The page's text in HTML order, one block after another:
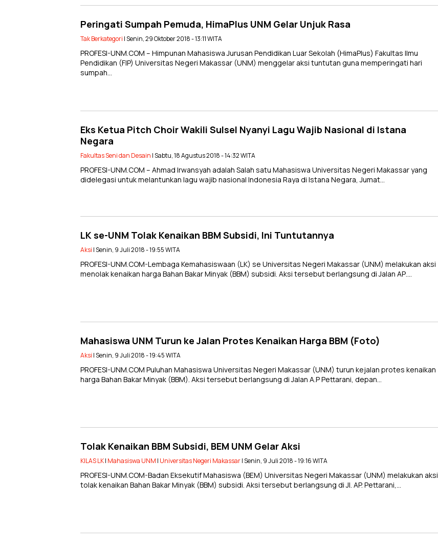
Peringati Sumpah Pemuda, HimaPlus UNM Gelar Unjuk Rasa
Tak Berkategori | Senin, 29 Oktober 2018 - 13:11 WITA
PROFESI-UNM.COM – Himpunan Mahasiswa Jurusan Pendidikan Luar Sekolah (HimaPlus) Fakultas Ilmu
Pendidikan (FIP) Universitas Negeri Makassar (UNM) menggelar aksi tuntutan guna memperingati hari
sumpah…
Eks Ketua Pitch Choir Wakili Sulsel Nyanyi Lagu Wajib Nasional di Istana
Negara
Fakultas Seni dan Desain | Sabtu, 18 Agustus 2018 - 14:32 WITA
PROFESI-UNM.COM – Ahmad Irwansyah adalah Salah satu Mahasiswa Universitas Negeri Makassar yang
didelegasi untuk melantunkan lagu wajib nasional Indonesia Raya di Istana Negara, Jumat…
LK se-UNM Tolak Kenaikan BBM Subsidi, Ini Tuntutannya
Aksi | Senin, 9 Juli 2018 - 19:55 WITA
PROFESI-UNM.COM-Lembaga Kemahasiswaan (LK) se Universitas Negeri Makassar (UNM) melakukan aksi
menolak kenaikan harga Bahan Bakar Minyak (BBM) subsidi. Aksi tersebut berlangsung di Jalan AP….
Mahasiswa UNM Turun ke Jalan Protes Kenaikan Harga BBM (Foto)
Aksi | Senin, 9 Juli 2018 - 19:45 WITA
PROFESI-UNM.COM Puluhan Mahasiswa Universitas Negeri Makassar (UNM) turun kejalan protes kenaikan
harga Bahan Bakar Minyak (BBM). Aksi tersebut berlangsung di Jalan A.P Pettarani, depan…
Tolak Kenaikan BBM Subsidi, BEM UNM Gelar Aksi
KILAS LK| Mahasiswa UNM | Universitas Negeri Makassar| Senin, 9 Juli 2018 - 19:16 WITA
PROFESI-UNM.COM-Badan Eksekutif Mahasiswa (BEM) Universitas Negeri Makassar (UNM) melakukan aksi
tolak kenaikan Bahan Bakar Minyak (BBM) subsidi. Aksi tersebut berlangsung di Jl. AP. Pettarani,…